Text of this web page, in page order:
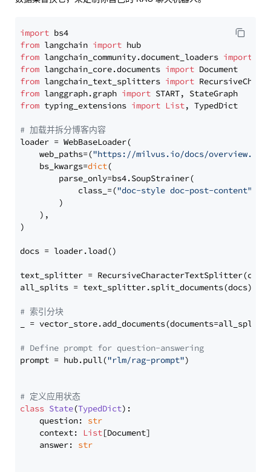
import
from langchain import
from langchain_community.document_loaders import
from langchain_core.documents import
from langchain_text_splitters import
from langgraph.graph import
from typing_extensions import List, TypedDict
# 加载并拆分博客内容
loader = WebBaseLoader(
    web_paths=(
"https://milvus.io/docs/overview.md"
    bs_kwargs=
dict(
        parse_only=bs4.SoupStrainer(
            class_=(
"doc-style doc-post-content"
        )
    ),
)
docs = loader.load()
text_splitter =
all_splits = text_splitter.split_documents(docs)
# 索引分块
_ = vector_store.add_documents(documents=all_splits)
# Define prompt for question-answering
prompt = hub.pull("rlm/rag-prompt")
# 定义应用状态
class State(TypedDict):
    question:
str
    context:
List[Document]
    answer:
str